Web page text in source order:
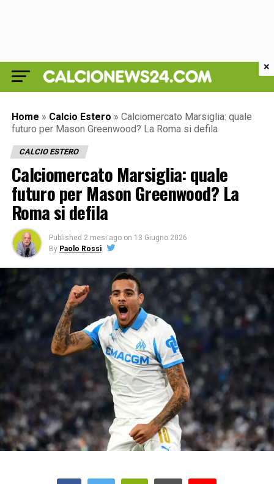
Home » Calcio Estero » Calciomercato Marsiglia: quale
futuro per Mason Greenwood? La Roma si defila
CALCIO ESTERO
Calciomercato Marsiglia: quale
futuro per Mason Greenwood? La
Roma si defila
Published 2 mesi ago on 13 Giugno 2026
By Paolo Rossi
×